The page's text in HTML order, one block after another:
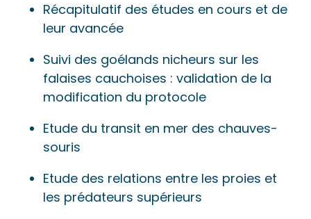
Récapitulatif des études en cours et de
leur avancée
Suivi des goélands nicheurs sur les
falaises cauchoises : validation de la
modification du protocole
Etude du transit en mer des chauves-
souris
Etude des relations entre les proies et
les prédateurs supérieurs